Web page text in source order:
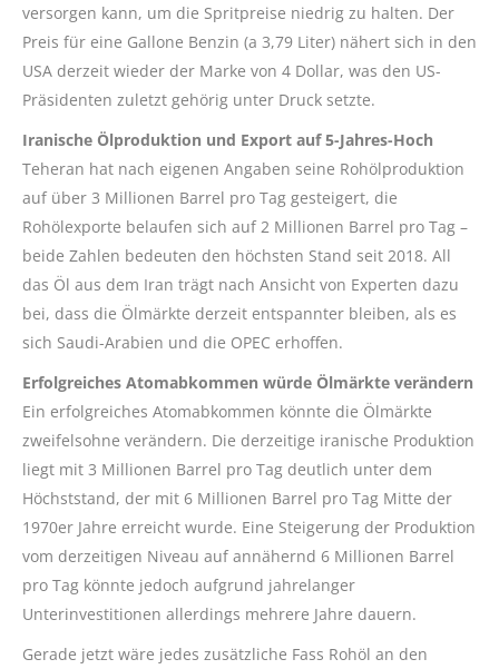
versorgen kann, um die Spritpreise niedrig zu halten. Der
Preis für eine Gallone Benzin (a 3,79 Liter) nähert sich in den
USA derzeit wieder der Marke von 4 Dollar, was den US-
Präsidenten zuletzt gehörig unter Druck setzte.
Iranische Ölproduktion und Export auf 5-Jahres-Hoch
Teheran hat nach eigenen Angaben seine Rohölproduktion
auf über 3 Millionen Barrel pro Tag gesteigert, die
Rohölexporte belaufen sich auf 2 Millionen Barrel pro Tag –
beide Zahlen bedeuten den höchsten Stand seit 2018. All
das Öl aus dem Iran trägt nach Ansicht von Experten dazu
bei, dass die Ölmärkte derzeit entspannter bleiben, als es
sich Saudi-Arabien und die OPEC erhoffen.
Erfolgreiches Atomabkommen würde Ölmärkte verändern
Ein erfolgreiches Atomabkommen könnte die Ölmärkte
zweifelsohne verändern. Die derzeitige iranische Produktion
liegt mit 3 Millionen Barrel pro Tag deutlich unter dem
Höchststand, der mit 6 Millionen Barrel pro Tag Mitte der
1970er Jahre erreicht wurde. Eine Steigerung der Produktion
vom derzeitigen Niveau auf annähernd 6 Millionen Barrel
pro Tag könnte jedoch aufgrund jahrelanger
Unterinvestitionen allerdings mehrere Jahre dauern.
Gerade jetzt wäre jedes zusätzliche Fass Rohöl an den